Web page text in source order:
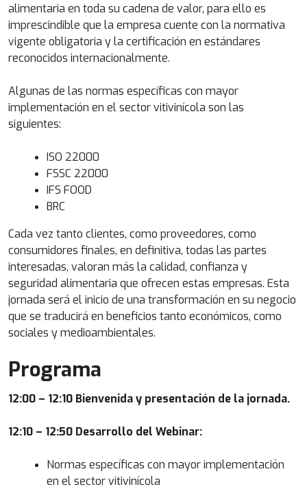
alimentaria en toda su cadena de valor, para ello es
imprescindible que la empresa cuente con la normativa
vigente obligatoria y la certificación en estándares
reconocidos internacionalmente.
Algunas de las normas específicas con mayor
implementación en el sector vitivinícola son las
siguientes:
ISO 22000
FSSC 22000
IFS FOOD
BRC
Cada vez tanto clientes, como proveedores, como
consumidores finales, en definitiva, todas las partes
interesadas, valoran más la calidad, confianza y
seguridad alimentaria que ofrecen estas empresas. Esta
jornada será el inicio de una transformación en su negocio
que se traducirá en beneficios tanto económicos, como
sociales y medioambientales.
Programa
12:00 – 12:10 Bienvenida y presentación de la jornada.
12:10 – 12:50 Desarrollo del Webinar:
Normas específicas con mayor implementación
en el sector vitivinícola